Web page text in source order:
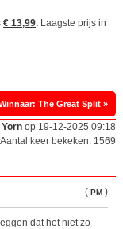
€ 13,99. Laagste prijs in
The Great Split »
Yorn op 19-12-2025 09:18
Aantal keer bekeken: 1569
( PM )
dat het niet zo